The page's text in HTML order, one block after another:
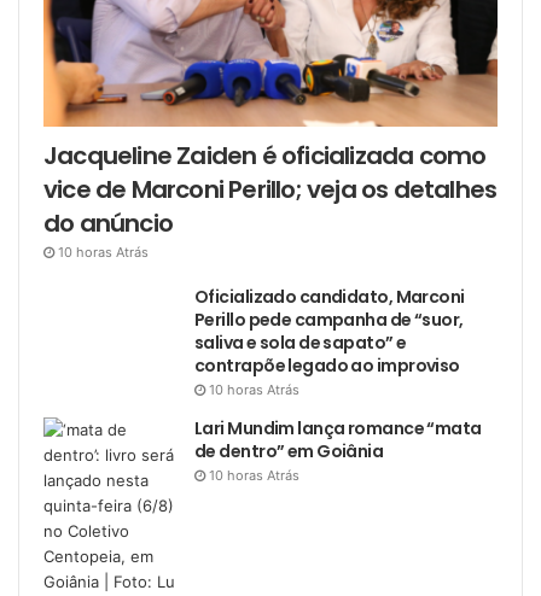
Jacqueline Zaiden é oficializada como
vice de Marconi Perillo; veja os detalhes
do anúncio
10 horas Atrás
Oficializado candidato, Marconi
Perillo pede campanha de “suor,
saliva e sola de sapato” e
contrapõe legado ao improviso
10 horas Atrás
Lari Mundim lança romance “mata
de dentro” em Goiânia
10 horas Atrás